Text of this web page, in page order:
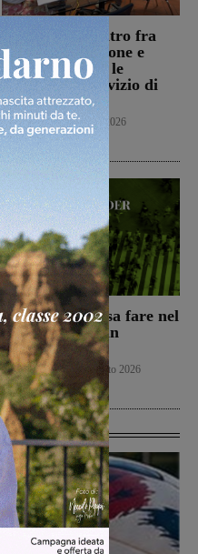
Reggello: incontro fra
l’Amministrazione e
Alia, sul tavolo le
criticità nel servizio di
raccolta rifiuti
Reggello 7 Agosto 2026
Weekender: cosa fare nel
fine settimana in
Valdarno
Weekender 7 Agosto 2026